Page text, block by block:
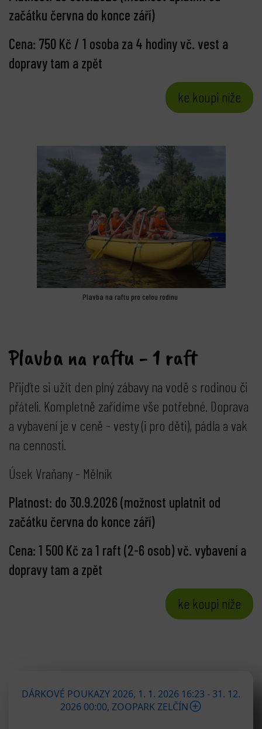
začátku června do konce září)
Cena: 750 Kč / 1 osoba za 4 hodiny vč. vest a
dopravy tam a zpět
ke koupi níže
Plavba na raftu pro celou rodinu
Plavba na raftu - 1 raft
Přijďte si užít den plný zábavy na vodě s rodinou či
přáteli. Kompletně zařídíme vše potřebné. Doprava
a vybavení je v ceně - vesty (i pro děti), pádla a vak
na cennosti.
Úsek Vraňany - Mělník
Platnost: do 30.9.2026 (možnost uplatnit od
začátku června do konce září)
Cena: 1 500 Kč za 1 raft (2-6 osob) vč. vybavení a
dopravy tam a zpět
ke koupi níže